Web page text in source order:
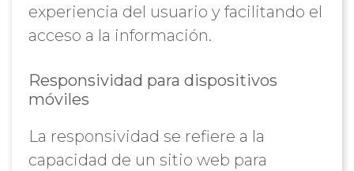
experiencia del usuario y facilitando el
acceso a la información.
Responsividad para dispositivos
móviles
La responsividad se refiere a la
capacidad de un sitio web para